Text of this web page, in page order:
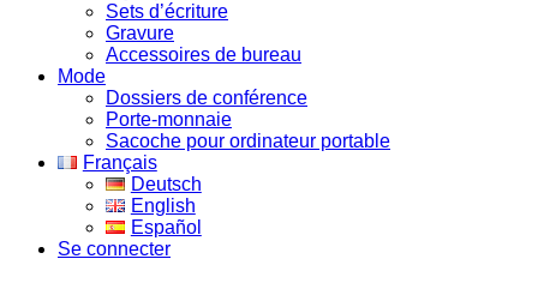
Sets d’écriture
Gravure
Accessoires de bureau
Mode
Dossiers de conférence
Porte-monnaie
Sacoche pour ordinateur portable
Français
Deutsch
English
Español
Se connecter